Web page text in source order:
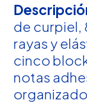
de curpiel,
rayas y
cinco
notas